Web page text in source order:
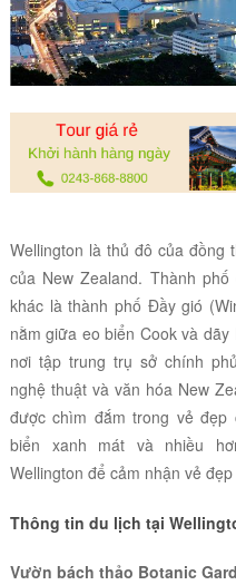
Wellington là thủ đô của đồng
của New Zealand. Thành
khác là thành phố Đầy gió
nằm giữa eo biển Cook và
nơi tập trung trụ sở chính
nghệ thuật và văn hóa New
được chìm đắm trong vẻ
biển xanh mát và nhiều
Wellington để cảm nhận vẻ
Thông tin du lịch tại
Vườn bách thảo Botanic